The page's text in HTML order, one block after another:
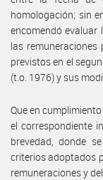
homologación; sin
encomendó evaluar
las
previstos en el
(t.o. 1976) y sus
Que en
el correspondiente
brevedad, donde
criterios adoptados
remuneraciones y